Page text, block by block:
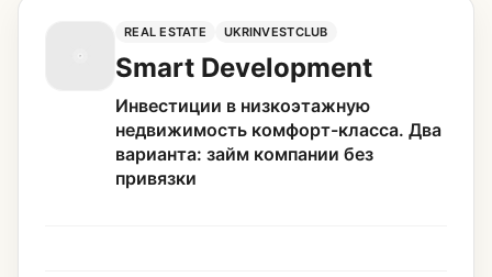
REAL ESTATE UKRINVESTCLUB
Smart Development
Инвестиции в низкоэтажную
недвижимость комфорт-класса. Два
варианта: займ компании без
привязки